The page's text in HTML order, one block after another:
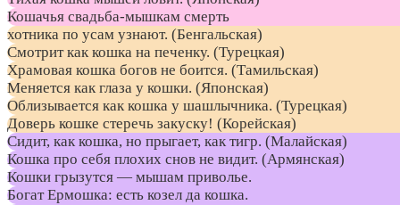
Кошачья свадьба-мышкам смерть
хотника по усам узнают. (Бенгальская)
Смотрит как кошка на печенку. (Турецкая)
Храмовая кошка богов не боится. (Тамильская)
Меняется как глаза у кошки. (Японская)
Облизывается как кошка у шашлычника. (Турецкая)
Доверь кошке стеречь закуску! (Корейская)
Сидит, как кошка, но прыгает, как тигр. (Малайская)
Кошка про себя плохих снов не видит. (Армянская)
Кошки грызутся — мышам приволье.
Богат Ермошка: есть козел да кошка.